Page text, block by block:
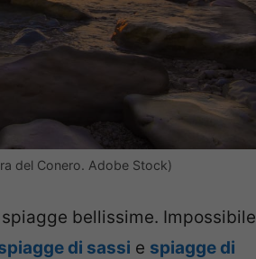
del Conero. Adobe Stock)
bellissime. Impossibile
di sassi e spiagge di